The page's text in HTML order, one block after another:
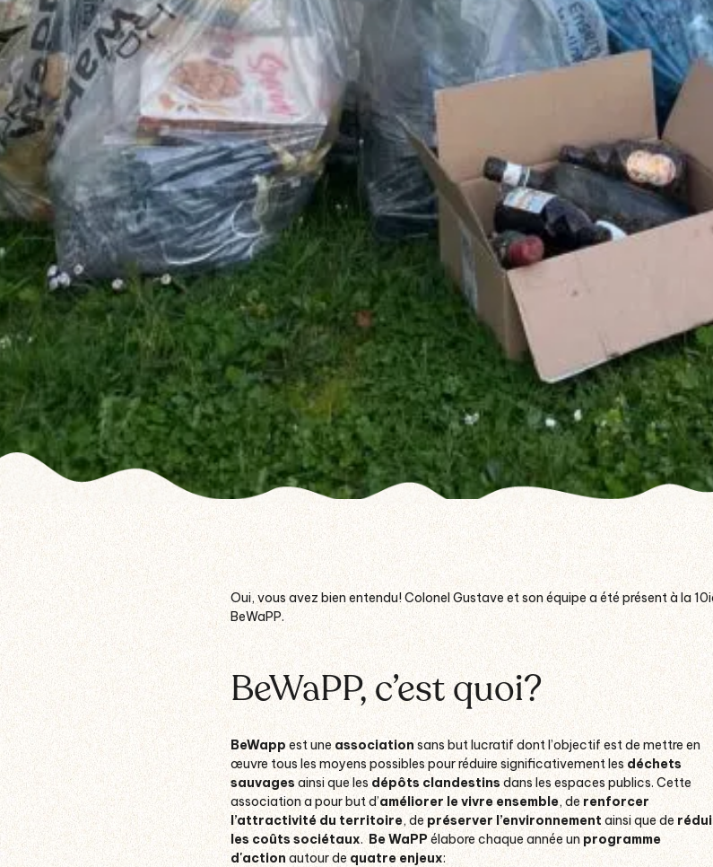
Oui, vous avez bien entendu! Colonel Gustave et son équipe a été présent à la
BeWaPP.
BeWaPP, c’est quoi?
BeWapp est une association sans but lucratif dont l’objectif est de mettre en
œuvre tous les moyens possibles pour réduire significativement les déchets
sauvages ainsi que les dépôts clandestinsdans les espaces publics. Cette
associationa pour but d’améliorer le vivre ensemble, derenforcer
l’attractivité du territoire, depréserver l’environnement ainsi que de
les coûts sociétaux. Be WaPPélabore chaque année un programme
d'action autour de quatre enjeux: